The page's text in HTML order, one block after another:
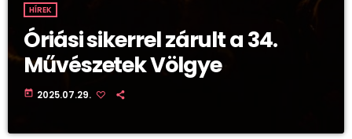
HÍREK
Óriási sikerrel zárult a 34.
Művészetek Völgye
today 2025.07.29.